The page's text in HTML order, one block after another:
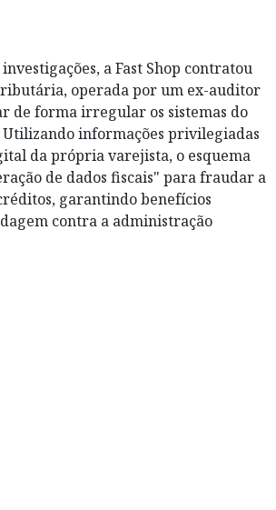
a Fast Shop contratou
operada por um ex-auditor
de forma irregular os sistemas do
informações privilegiadas
da própria varejista, o esquema
de dados fiscais" para fraudar a
garantindo benefícios
contra a administração